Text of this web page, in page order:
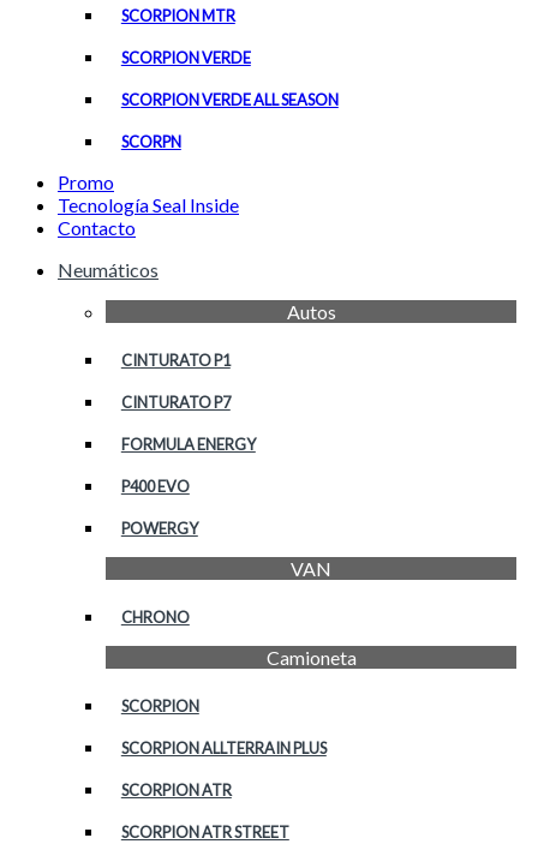
SCORPION MTR
SCORPION VERDE
SCORPION VERDE ALL SEASON
SCORPN
Promo
Tecnología Seal Inside
Contacto
Neumáticos
Autos
CINTURATO P1
CINTURATO P7
FORMULA ENERGY
P400 EVO
POWERGY
VAN
CHRONO
Camioneta
SCORPION
SCORPION ALLTERRAIN PLUS
SCORPION ATR
SCORPION ATR STREET